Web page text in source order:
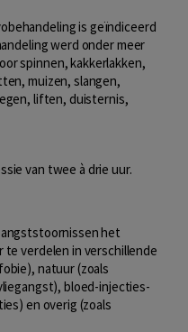
is geïndiceerd
werd onder meer
spinnen, kakkerlakken,
muizen, slangen,
liften, duisternis,
van twee à drie uur.
het
te verdelen in verschillende
natuur (zoals
bloed-injecties-
en overig (zoals